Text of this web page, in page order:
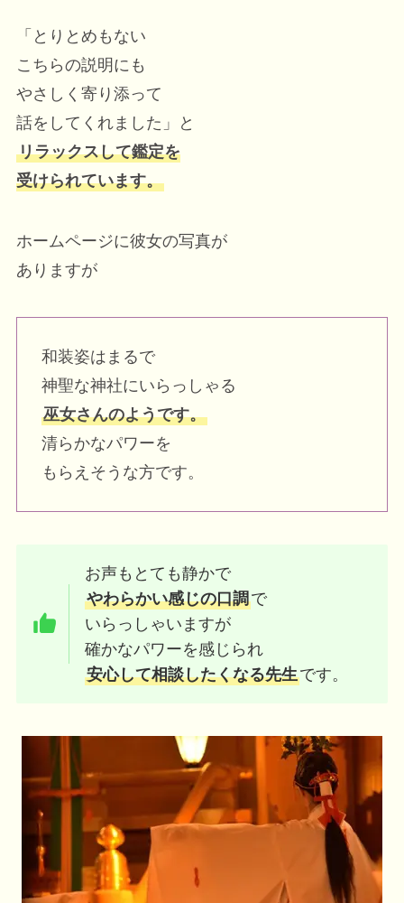
「とりとめもない
こちらの説明にも
やさしく寄り添って
話をしてくれました」と
リラックスして鑑定を
受けられています。
ホームページに彼女の写真が
ありますが
和装姿はまるで
神聖な神社にいらっしゃる
巫女さんのようです。
清らかなパワーを
もらえそうな方です。
お声もとても静かで
やわらかい感じの口調で
いらっしゃいますが
確かなパワーを感じられ
安心して相談したくなる先生です。